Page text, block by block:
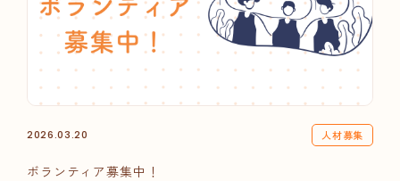
2026.03.20 人材募集
ボランティア募集中！